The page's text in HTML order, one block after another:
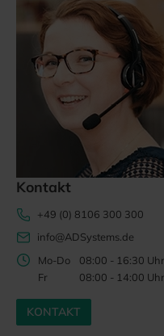
Kontakt
+49 (0) 8106 300 300
info@ADSystems.de
Mo-Do
08:00 - 16:30 Uhr
Fr
08:00 - 14:00 Uhr
KONTAKT